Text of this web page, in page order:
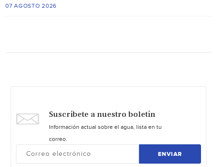
07 AGOSTO 2026
Suscríbete a nuestro boletín
Información actual sobre el agua, lista en tu
correo.
ENVIAR